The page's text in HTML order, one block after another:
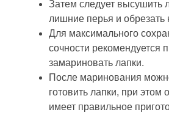
Затем следует высушить
лишние перья и обрезать
Для максимального
сочности рекомендуется
замариновать лапки.
После маринования
готовить лапки, при этом
имеет правильное